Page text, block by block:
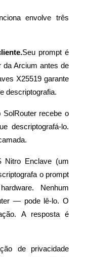
de BTR
envolve três
Seu prompt é
da Arcium antes de
X25519 garante
descriptografia.
recebe o
descriptografá-lo.
Nitro Enclave (um
o prompt
Nenhum
— pode lê-lo. O
A resposta é
de privacidade